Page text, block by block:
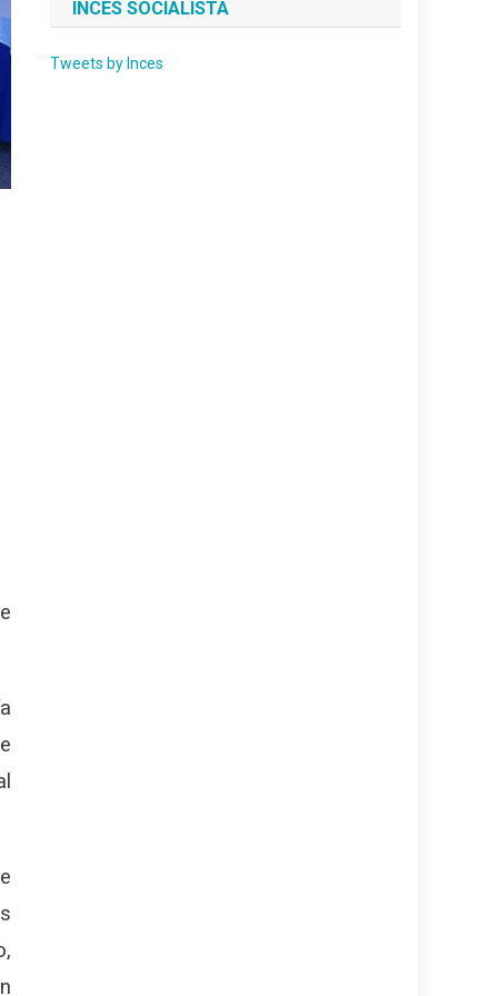
INCES SOCIALISTA
Tweets by Inces